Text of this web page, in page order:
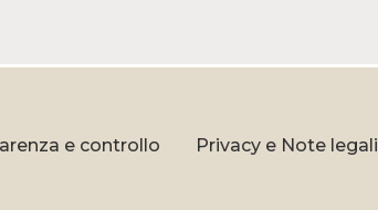
e controllo Privacy e Note legali